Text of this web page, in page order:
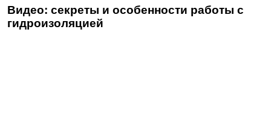
Видео: секреты и особенности работы с
гидроизоляцией